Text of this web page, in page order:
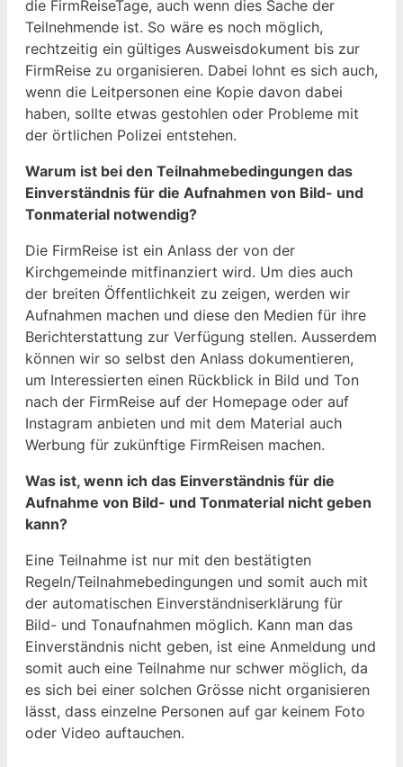
die FirmReiseTage, auch wenn dies Sache der
Teilnehmende ist. So wäre es noch möglich,
rechtzeitig ein gültiges Ausweisdokument bis zur
FirmReise zu organisieren. Dabei lohnt es sich auch,
wenn die Leitpersonen eine Kopie davon dabei
haben, sollte etwas gestohlen oder Probleme mit
der örtlichen Polizei entstehen.
Warum ist bei den Teilnahmebedingungen das
Einverständnis für die Aufnahmen von Bild- und
Tonmaterial notwendig?
Die FirmReise ist ein Anlass der von der
Kirchgemeinde mitfinanziert wird. Um dies auch
der breiten Öffentlichkeit zu zeigen, werden wir
Aufnahmen machen und diese den Medien für ihre
Berichterstattung zur Verfügung stellen. Ausserdem
können wir so selbst den Anlass dokumentieren,
um Interessierten einen Rückblick in Bild und Ton
nach der FirmReise auf der Homepage oder auf
Instagram anbieten und mit dem Material auch
Werbung für zukünftige FirmReisen machen.
Was ist, wenn ich das Einverständnis für die
Aufnahme von Bild- und Tonmaterial nicht geben
kann?
Eine Teilnahme ist nur mit den bestätigten
Regeln/Teilnahmebedingungen und somit auch mit
der automatischen Einverständniserklärung für
Bild- und Tonaufnahmen möglich. Kann man das
Einverständnis nicht geben, ist eine Anmeldung und
somit auch eine Teilnahme nur schwer möglich, da
es sich bei einer solchen Grösse nicht organisieren
lässt, dass einzelne Personen auf gar keinem Foto
oder Video auftauchen.